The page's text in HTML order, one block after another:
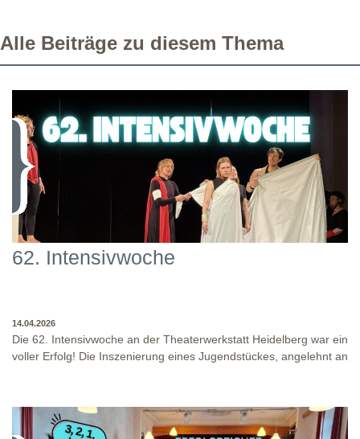
Alle Beiträge zu diesem Thema
62. Intensivwoche
14.04.2026
Die 62. Intensivwoche an der Theaterwerkstatt Heidelberg war ein
voller Erfolg! Die Inszenierung eines Jugendstückes, angelehnt an
Auseinandersetzung mit den Inhalten und Themen dieser Stücke
statt, sowie eine enge Zusammenarbeit in den